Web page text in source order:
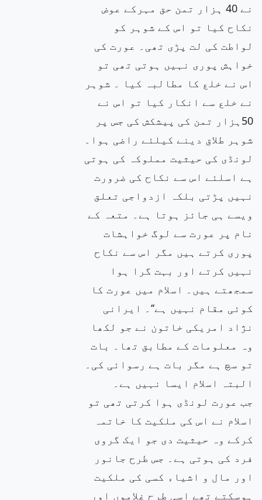
نے 40 ہزار تمن حق مہرکے عوض
نکاح کیا تو اس کے شوہر کو
لواطت کی لت پڑی تھی۔ عورت کی
خواہش پوری نہیں ہوتی تھی تو
اس نے خلع کا مطالبہ کیا ۔ شوہر
نے خلع سے انکار کیا تو اس نے
50ہزار تمن کی پیشکش کی جس پر
شوہر طلاق دینے کیلئے راضی ہوا۔
لونڈی کی حیثیت مملوکہ کی ہوتی
ہے اسلئے اس سے نکاح کی ضرورت
نہیں پڑتی بلکہ ازدواجی تعلق
ویسے ہی جائز ہوتا ہے۔ متعہ کے
نام پر عورت سے لوگ خواہشات
پوری کرتے ہیں مگر اس سے نکاح
نہیں کرتے اور بہت گرا ہوا
سمجھتے ہیں۔ اسلام میں عورت کا
کوئی مقام نہیں ہے‘‘۔ ایرانی
نژاد امریکی خاتون نے جو لکھا
وہ معلومات کے مطابق تھا۔ بات
تو سچ ہے مگر بات ہے رسوائی کی۔
البتہ اسلام ایسا نہیں ہے۔
جب عورت لونڈی ہوا کرتی تھی تو
اسلام نے اس کی ملکیت کا خاتمہ
کرکے وہ حیثیت دی جو ایک گروی
فرد کی ہوتی ہے۔ جس طرح جانور
اور مال و اشیاء کسی کی ملکیت
ہوسکتے تھے اسی طرح غلاموں اور